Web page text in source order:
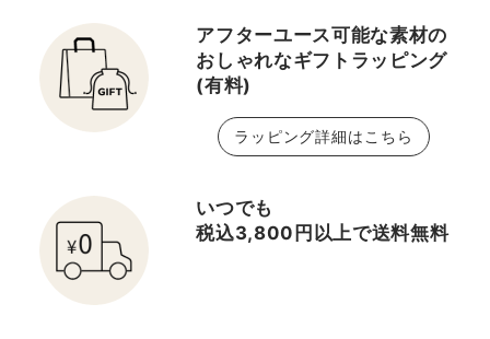
アフターユース可能な素材の
おしゃれなギフトラッピング
(有料)
ラッピング詳細はこちら
いつでも
税込3,800円以上で送料無料